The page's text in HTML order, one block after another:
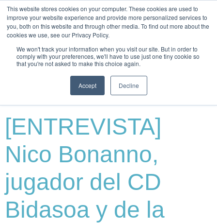
This website stores cookies on your computer. These cookies are used to
improve your website experience and provide more personalized services to
you, both on this website and through other media. To find out more about the
cookies we use, see our Privacy Policy.
We won't track your information when you visit our site. But in order to
comply with your preferences, we'll have to use just one tiny cookie so
that you're not asked to make this choice again.
Accept Decline
Autor:Richard
[ENTREVISTA]
Nico Bonanno,
jugador del CD
Bidasoa y de la